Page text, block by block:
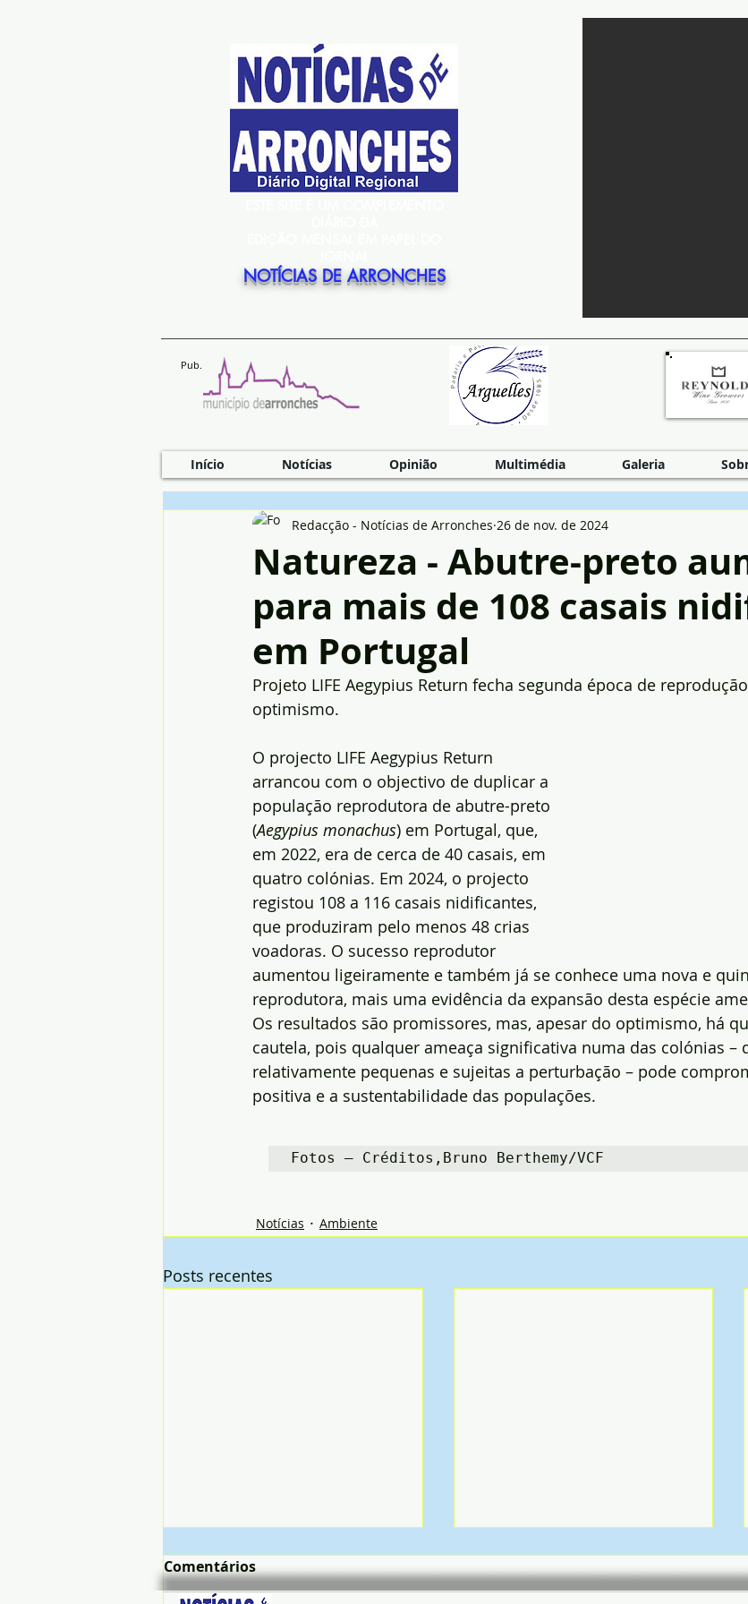
NOTÍCIAS DE ARRONCHES
Pub.
Início Notícias Opinião Multimédia Galeria
Natureza - Abutre-preto
para mais de 108 casais
em Portugal
Redacção - Notícias de Arronches 26 de nov. de 2024
Projeto LIFE Aegypius Return fecha segunda época de
optimismo.
O projecto LIFE Aegypius Return
arrancou com o objectivo de duplicar a
população reprodutora de abutre-preto
(Aegypius monachus) em Portugal, que,
em 2022, era de cerca de 40 casais, em
quatro colónias. Em 2024, o projecto
registou 108 a 116 casais nidificantes,
que produziram pelo menos 48 crias
voadoras. O sucesso reprodutor
aumentou ligeiramente e também já se conhece uma nova e
reprodutora, mais uma evidência da expansão desta espécie
Os resultados são promissores, mas, apesar do optimismo, há
cautela, pois qualquer ameaça significativa numa das colónias –
relativamente pequenas e sujeitas a perturbação – pode
positiva e a sustentabilidade das populações.
Fotos – Créditos,Bruno Berthemy/VCF
Notícias Ambiente
Posts recentes
Comentários